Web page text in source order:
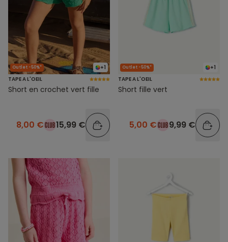
+1
Outlet -50%*
TAPE A L'OEIL
Short en crochet vert fille
8,00 € 15,99 €
+1
Outlet -50%*
TAPE A L'OEIL
Short fille vert
5,00 € 9,99 €